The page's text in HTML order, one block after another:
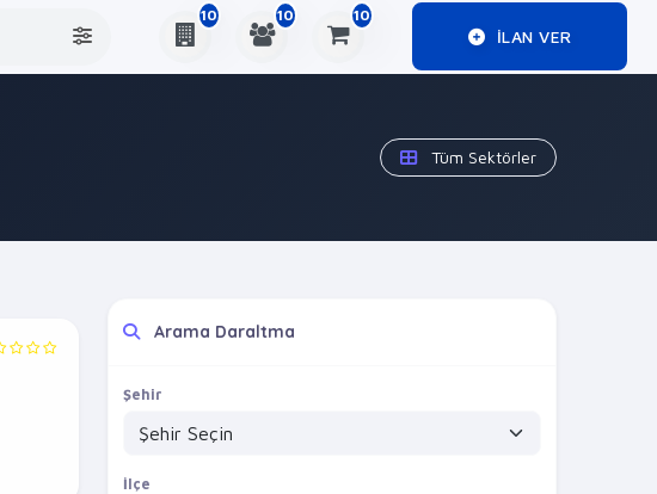
10 10 10
ILAN VER
Tüm Sektörler
Arama Daraltma
Şehir
İlçe